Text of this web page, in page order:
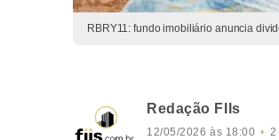
RBRY11: fundo imobiliário anuncia
Redação FIIs
12/05/2026 às 18:00
2